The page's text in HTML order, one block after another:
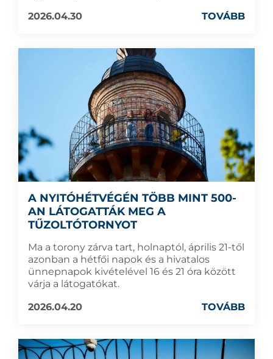
2026.04.30
TOVÁBB
A NYITÓHÉTVÉGÉN TÖBB MINT 500-
AN LÁTOGATTÁK MEG A
TŰZOLTÓTORNYOT
Ma a torony zárva tart, holnaptól, április 21-től
azonban a hétfői napok és a hivatalos
ünnepnapok kivételével 16 és 21 óra között
várja a látogatókat.
2026.04.20
TOVÁBB